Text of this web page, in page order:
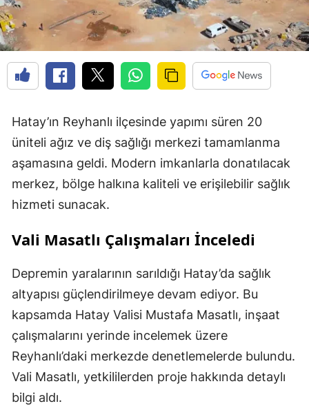
Hatay’ın Reyhanlı ilçesinde yapımı süren 20
üniteli ağız ve diş sağlığı merkezi tamamlanma
aşamasına geldi. Modern imkanlarla donatılacak
merkez, bölge halkına kaliteli ve erişilebilir sağlık
hizmeti sunacak.
Vali Masatlı Çalışmaları İnceledi
Depremin yaralarının sarıldığı Hatay’da sağlık
altyapısı güçlendirilmeye devam ediyor. Bu
kapsamda Hatay Valisi Mustafa Masatlı, inşaat
çalışmalarını yerinde incelemek üzere
Reyhanlı’daki merkezde denetlemelerde bulundu.
Vali Masatlı, yetkililerden proje hakkında detaylı
bilgi aldı.